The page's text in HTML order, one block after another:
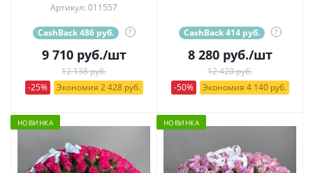
Артикул: 011557
CashBack 486 руб. ?
9 710руб./шт
12 138 руб.
-25%
Экономия 2 428 руб.
CashBack 414 руб. ?
8 280руб./шт
12 420 руб.
-50%
Экономия 4 140 руб.
НОВИНКА НОВИНКА